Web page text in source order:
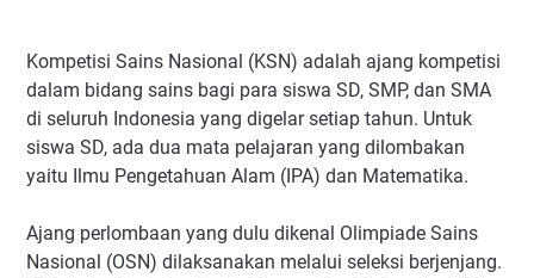
Kompetisi Sains Nasional (KSN) adalah ajang kompetisi
dalam bidang sains bagi para siswa SD, SMP, dan SMA
di seluruh Indonesia yang digelar setiap tahun. Untuk
siswa SD, ada dua mata pelajaran yang dilombakan
yaitu Ilmu Pengetahuan Alam (IPA) dan Matematika.
Ajang perlombaan yang dulu dikenal Olimpiade Sains
Nasional (OSN) dilaksanakan melalui seleksi berjenjang.